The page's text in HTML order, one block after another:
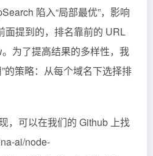
陷入“局部最优”，影响
面提到的，排名靠前的 URL
为了提高结果的多样性，我
的策略：从每个域名下选择排
，可以在我们的 Github 上找
ai/node-